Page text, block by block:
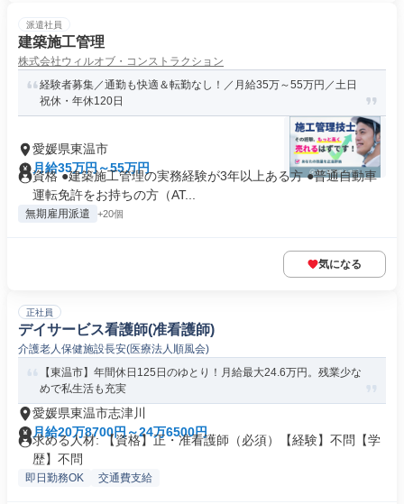
派遣社員
建築施工管理
株式会社ウィルオブ・コンストラクション
経験者募集／通勤も快適＆転勤なし！／月給35万～55万円／土日
祝休・年休120日
愛媛県東温市
月給35万円～55万円
資格 ●建築施工管理の実務経験が3年以上ある方 ●普通自動車
運転免許をお持ちの方（AT...
無期雇用派遣 +20個
気になる
正社員
デイサービス看護師(准看護師)
介護老人保健施設長安(医療法人順風会)
【東温市】年間休日125日のゆとり！月給最大24.6万円。残業少な
めで私生活も充実
愛媛県東温市志津川
月給20万8700円～24万6500円
求める人材: 【資格】正・准看護師（必須）【経験】不問【学
歴】不問
即日勤務OK 交通費支給